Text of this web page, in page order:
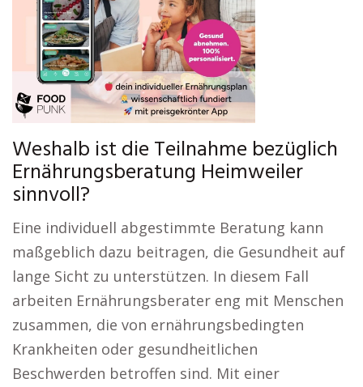
Weshalb ist die Teilnahme bezüglich
Ernährungsberatung Heimweiler
sinnvoll?
Eine individuell abgestimmte Beratung kann
maßgeblich dazu beitragen, die Gesundheit auf
lange Sicht zu unterstützen. In diesem Fall
arbeiten Ernährungsberater eng mit Menschen
zusammen, die von ernährungsbedingten
Krankheiten oder gesundheitlichen
Beschwerden betroffen sind. Mit einer